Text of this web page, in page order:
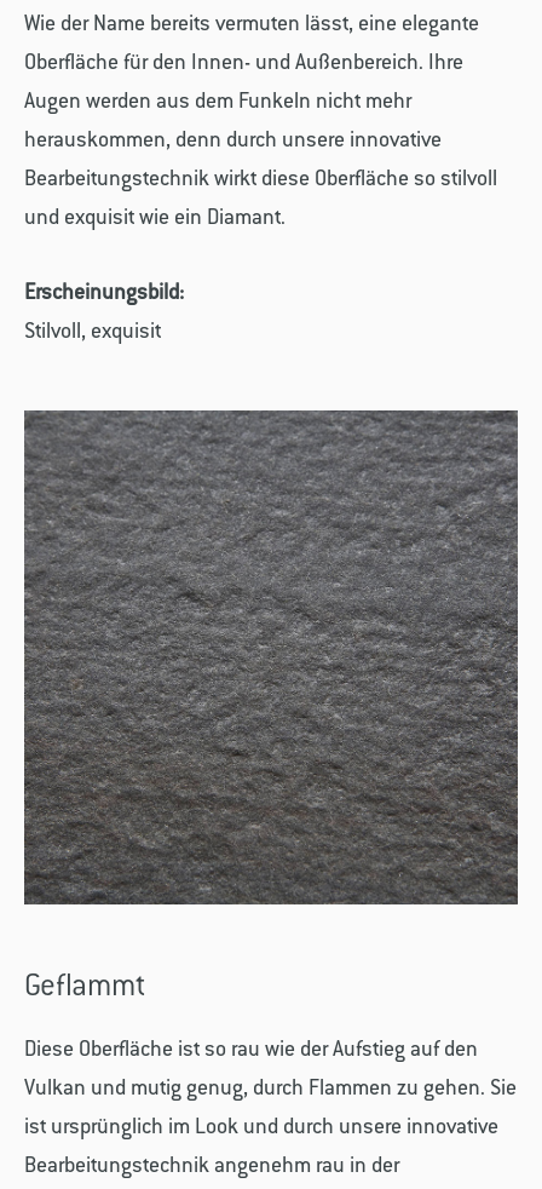
Wie der Name bereits vermuten lässt, eine elegante
Oberfläche für den Innen- und Außenbereich. Ihre
Augen werden aus dem Funkeln nicht mehr
herauskommen, denn durch unsere innovative
Bearbeitungstechnik wirkt diese Oberfläche so stilvoll
und exquisit wie ein Diamant.
Erscheinungsbild:
Stilvoll, exquisit
Geflammt
Diese Oberfläche ist so rau wie der Aufstieg auf den
Vulkan und mutig genug, durch Flammen zu gehen. Sie
ist ursprünglich im Look und durch unsere innovative
Bearbeitungstechnik angenehm rau in der